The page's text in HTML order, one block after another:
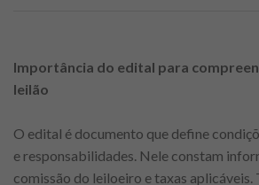
Importância do edital para
leilão
O edital é documento que define
e responsabilidades. Nele constam
comissão do leiloeiro e taxas aplicáveis.